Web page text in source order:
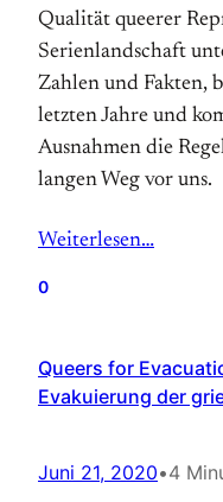
Qualität queerer
Serienlandschaft
Zahlen und Fakten,
letzten Jahre und
Ausnahmen die
langen Weg vor uns.
Weiterlesen…
0
Queers for
Evakuierung der
Juni 21, 2020•4